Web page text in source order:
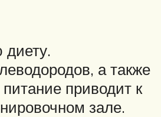
а также
приводит к
зале.